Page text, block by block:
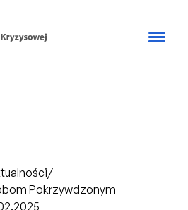
/
Pokrzywdzonym